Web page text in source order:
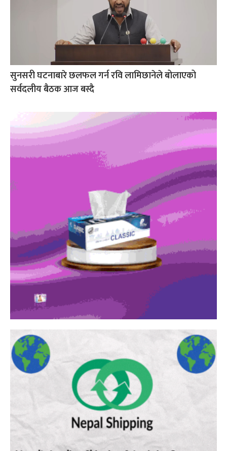
सुनसरी घटनाबारे छलफल गर्न रवि लामिछानेले बोलाएको
सर्वदलीय बैठक आज बस्दै